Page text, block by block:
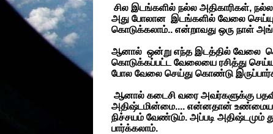
சில இடங்களில் நல்ல அதிகாரிகள்,
அது போலான இடங்களில் வேலை
கொடுக்கலாம்.. என்றாவது ஒரு நாள்
ஆனால் ஒன்று எந்த இடத்தில் வேலை
கொடுக்கப்பட்ட வேலையை ரசித்து
போல வேலை செய்து கொண்டு
ஆனால் கடைசி வரை அவர்களுக்கு
அதிஷ்டமின்மை.... என்னதான்
நிச்சயம் வேண்டும். அப்படி
பார்க்கலாம்.